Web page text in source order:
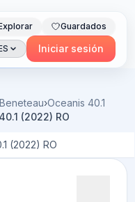
Guardados
Iniciar sesión
Beneteau›Oceanis 40.1
(2022) RO
(2022) RO